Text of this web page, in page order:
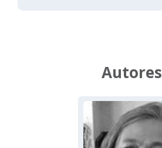
Autores